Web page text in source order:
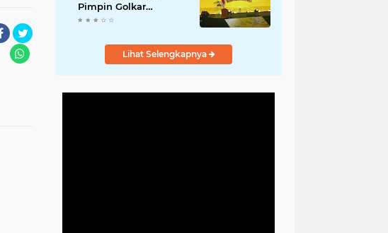
Pimpin Golkar
Bandung Barat,
Kepemimpinan
Harmonis "TurunLihat Selengkapnya